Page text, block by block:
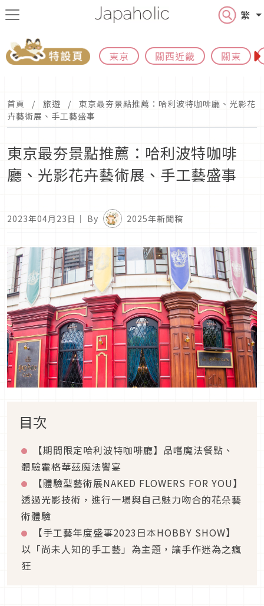
繁
東京 關西近畿 關東
首頁 旅遊
東京最夯景點推薦：哈利波特咖啡廳、光影花
卉藝術展、手工藝盛事
東京最夯景點推薦：哈利波特咖啡
廳、光影花卉藝術展、手工藝盛事
2023年04月23日 ｜ By 2025年新聞稿
目次
【期間限定哈利波特咖啡廳】品嚐魔法餐點、
體驗霍格華茲魔法饗宴
【體驗型藝術展NAKED FLOWERS FOR YOU】
透過光影技術，進行一場與自己魅力吻合的花朵藝
術體驗
【手工藝年度盛事2023 日本HOBBY SHOW】
以「尚未人知的手工藝」為主題，讓手作迷為之瘋
狂